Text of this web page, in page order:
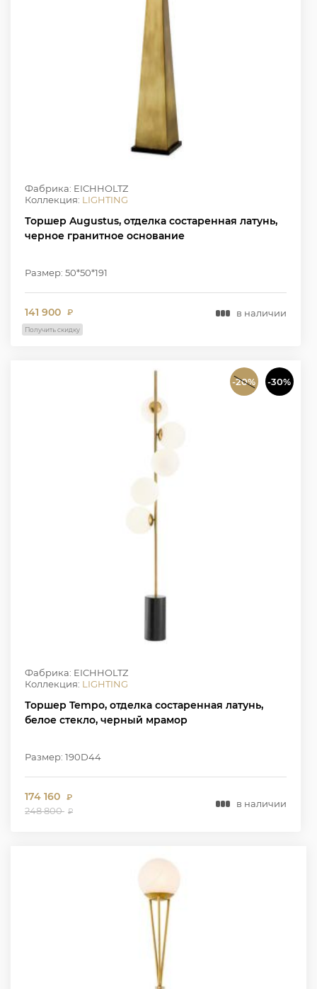
Фабрика: EICHHOLTZ
Коллекция: LIGHTING
Торшер Augustus, отделка состаренная латунь,
черное гранитное основание
Размер: 50*50*191
141 900 ₽ в наличии
Получить скидку
-20% -30%
Фабрика: EICHHOLTZ
Коллекция: LIGHTING
Торшер Tempo, отделка состаренная латунь,
белое стекло, черный мрамор
Размер: 190D44
174 160 ₽
248 800 ₽
в наличии